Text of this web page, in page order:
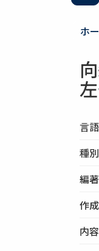
ホ
言語
種別
編
作
内